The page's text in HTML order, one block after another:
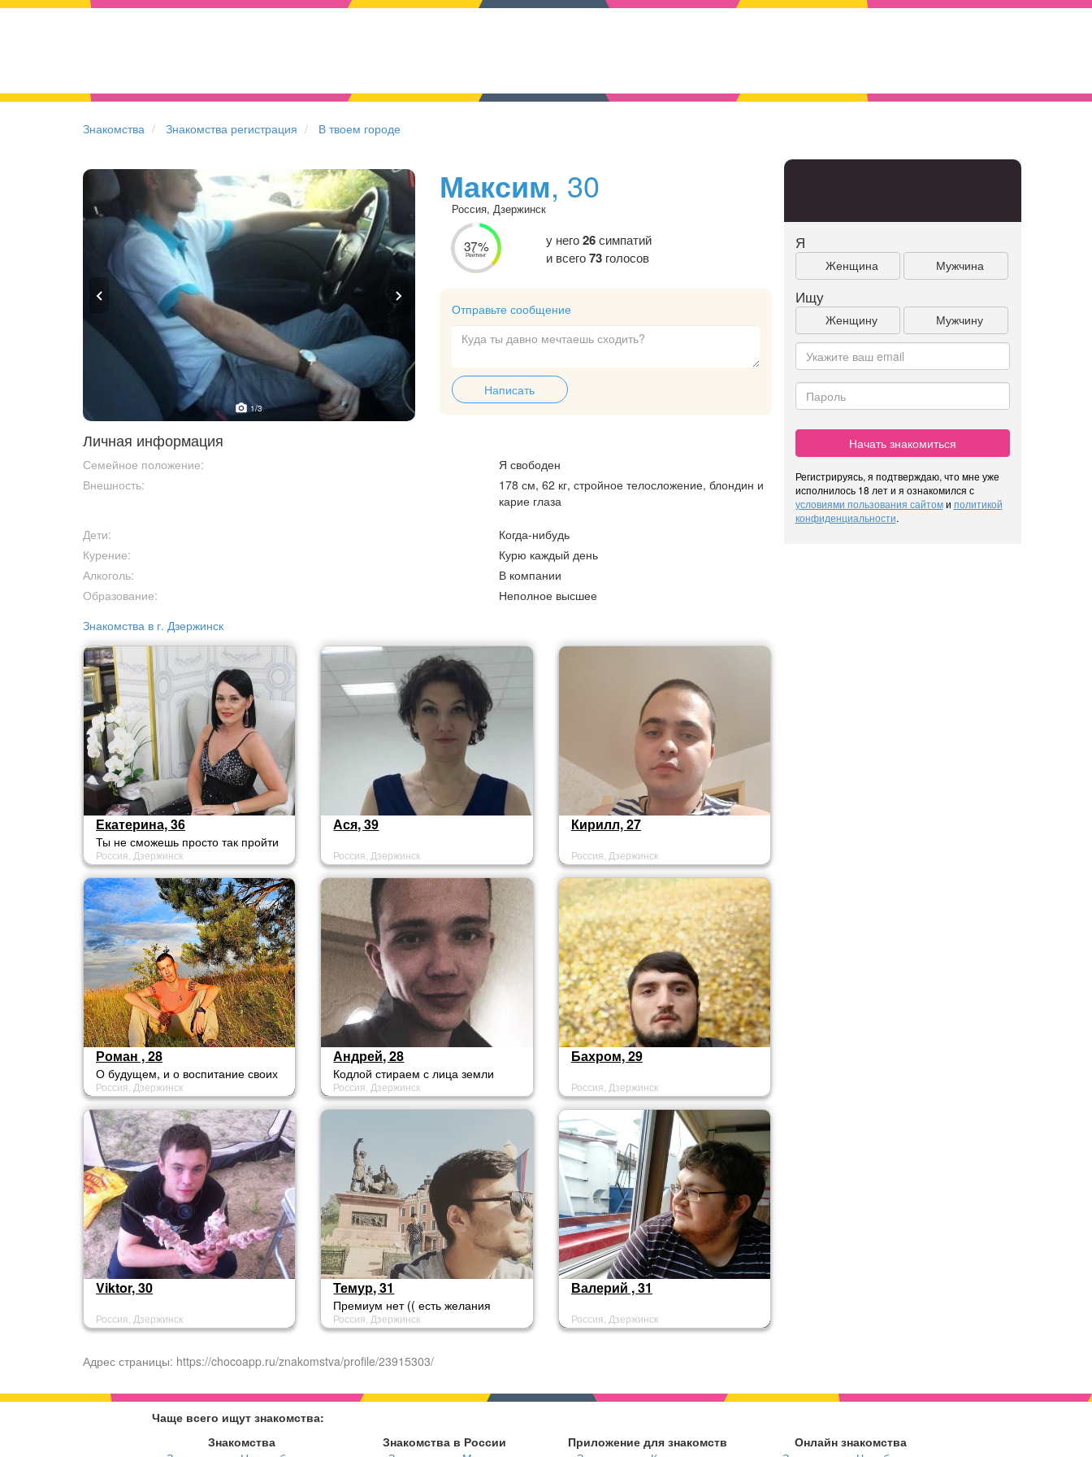
Знакомства Знакомства регистрация В твоем городе
1/3
Максим, 30
Россия, Дзержинск
37%
Рейтинг
у него26симпатий
и всего73голосов
Отправьте сообщение
Написать
Личная информация
Семейное положение:
Я свободен
Внешность:
178 см, 62 кг, стройное телосложение, блондин и
карие глаза
Дети:
Когда-нибудь
Курение:
Курю каждый день
Алкоголь:
В компании
Образование:
Неполное высшее
Знакомства в г. Дзержинск
Екатерина, 36
Ты не сможешь просто так пройти
мимо меня в реальной жизни.
Непременно засмотришься и
споткнешься о бордюр.
Россия, Дзержинск
Ася, 39
Россия, Дзержинск
Кирилл, 27
Россия, Дзержинск
Роман , 28
О будущем, и о воспитание своих
будущих детей)
Россия, Дзержинск
Андрей, 28
Кодлой стираем с лица земли
негатив
Россия, Дзержинск
Бахром, 29
Россия, Дзержинск
Viktor, 30
Россия, Дзержинск
Темур, 31
Премиум нет (( есть желания
познакомится пишите свое номер
жду ответа
Россия, Дзержинск
Валерий , 31
Россия, Дзержинск
Адрес страницы: https://chocoapp.ru/znakomstva/profile/23915303/
Я
Женщина Мужчина
Ищу
Женщину Мужчину
Начать знакомиться
Регистрируясь, я подтверждаю, что мне уже
исполнилось 18 лет и я ознакомился с
условиями пользования сайтоми политикой
конфиденциальности.
Чаще всего ищут знакомства:
Знакомства
Знакомства в России
Приложение для знакомств
Онлайн знакомства